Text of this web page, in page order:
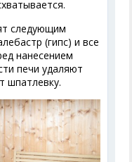
следующим
(гипс) и все
нанесением
печи удаляют
шпатлевку.